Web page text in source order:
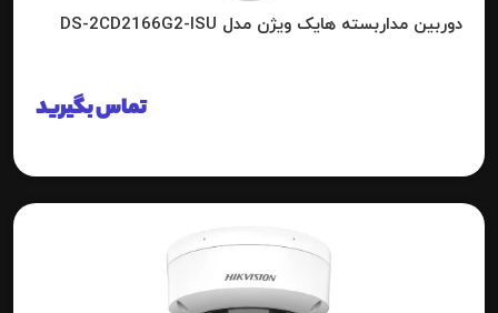
دوربین مداربسته هایک ویژن مدل DS-2CD2166G2-ISU
تماس بگیرید